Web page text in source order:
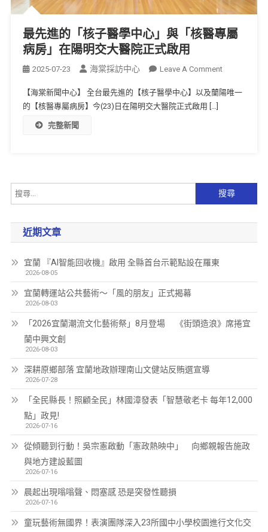
最先進的「核子醫學中心」與「核醫專屬
病房」在陽明交大醫院正式啟用
2025-07-23 海棠採訪中心 Leave A Comment
【海棠新聞中心】 全台最先進的【核子醫學中心】以及蘭陽唯一
的【核醫專屬病房】今(23)日在陽明交大醫院正式啟用 […]
完整新聞
近期文章
宜蘭 『AI智能回收機』啟用 全縣首台示範點設在羅東
2026-08-05
宜蘭轉運站公共藝術～「風的朋友」正式揭幕
2026-08-03
「2026宜蘭潮流文化藝術祭」8月登場 《街頭造浪》席捲宜
蘭中興文創
2026-08-03
深耕原鄉部落 宜蘭地政辦理南山文健站反賄選宣導
2026-07-28
「全民縣長！照顧全民」林國漳發表「智慧敬老卡 每年12,000
點」政見!
2026-07-16
從傾聽到行動！吳宗憲啟動「憲政熱映中」 向鄉親報告施政
與地方建設藍圖
2026-07-16
晨起出現嗡嗡聲、悶塞感 恐是突發性聽損
2026-07-16
童玩藝術無國界！表演團隊深入23所國中小學校園進行文化交